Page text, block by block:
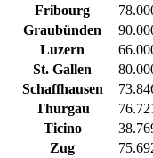
Fribourg
Graubünden
Luzern
St. Gallen
Schaffhausen
Thurgau
Ticino
Zug